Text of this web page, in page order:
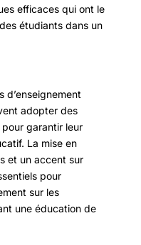
efficaces qui ont le
étudiants dans un
d’enseignement
adopter des
garantir leur
La mise en
et un accent sur
pour
sur les
une éducation de